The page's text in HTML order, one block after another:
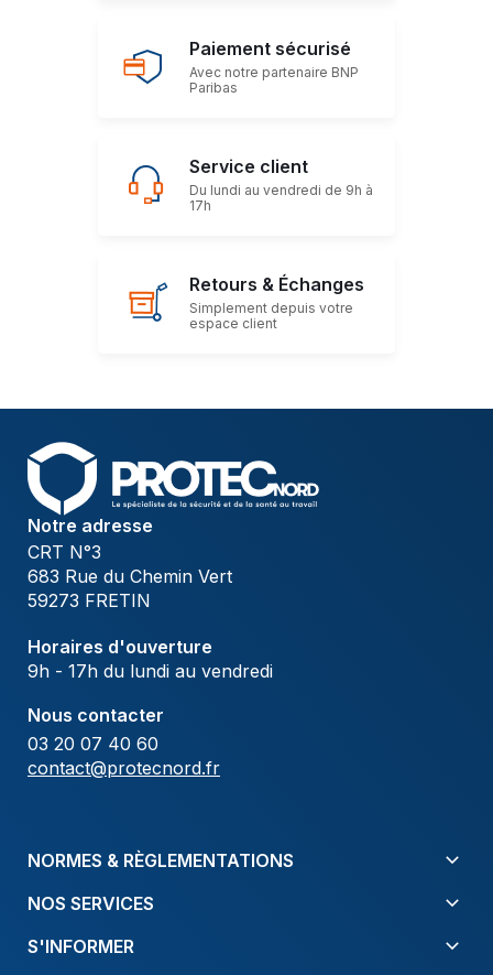
Paiement sécurisé
Avec notre partenaire BNP
Paribas
Service client
Du lundi au vendredi de 9h à
17h
Retours & Échanges
Simplement depuis votre
espace client
Notre adresse
CRT N°3
683 Rue du Chemin Vert
59273 FRETIN
Horaires d'ouverture
9h - 17h du lundi au vendredi
Nous contacter
03 20 07 40 60
contact@protecnord.fr
NORMES & RÈGLEMENTATIONS
NOS SERVICES
S'INFORMER